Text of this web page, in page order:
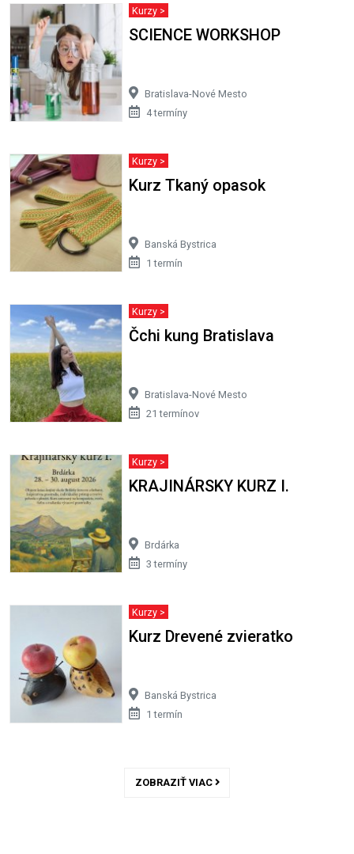
Kurzy >
SCIENCE WORKSHOP
Bratislava-Nové Mesto
4 termíny
Kurzy >
Kurz Tkaný opasok
Banská Bystrica
1 termín
Kurzy >
Čchi kung Bratislava
Bratislava-Nové Mesto
21 termínov
Kurzy >
KRAJINÁRSKY KURZ I.
Brdárka
3 termíny
Kurzy >
Kurz Drevené zvieratko
Banská Bystrica
1 termín
ZOBRAZIŤ VIAC